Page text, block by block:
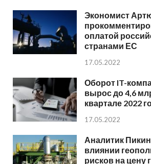
Экономист
оплатой
странами ЕС
17.05.2022
Оборот IT-
вырос до 4,6
квартале 2022
17.05.2022
Аналитик
влиянии
рисков на цену